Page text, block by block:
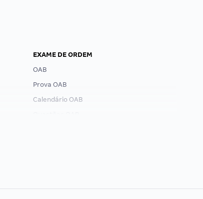
EXAME DE ORDEM
OAB
Prova OAB
Calendário OAB